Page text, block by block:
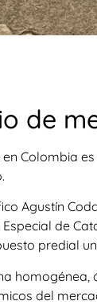
de
Colombia es
Agustín
de
predial
homogénea,
del